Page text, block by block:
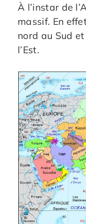
À l’instar de
massif. En
nord au Sud
l’Est.